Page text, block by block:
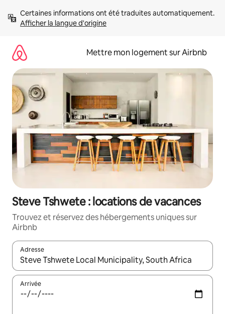
directement
Afficher la langue d'origine
Mettre mon logement sur Airbnb
Steve Tshwete : locations de vacances
Trouvez et réservez des hébergements uniques sur
Airbnb
Adresse
Lorsque les résultats s'affichent, utilisez les flèches vers le
Arrivée